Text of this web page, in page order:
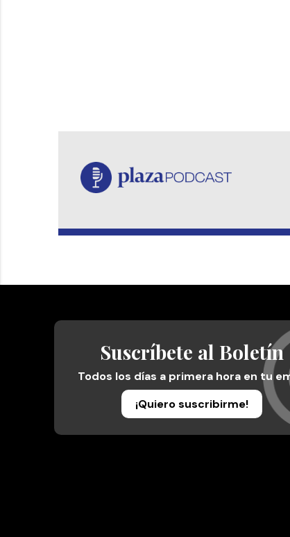
Suscríbete al Boletín
Todos los días a primera hora en tu
¡Quiero suscribirme!